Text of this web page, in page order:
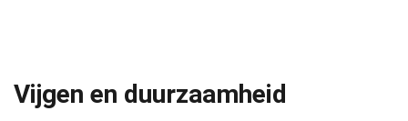
Vijgen en duurzaamheid